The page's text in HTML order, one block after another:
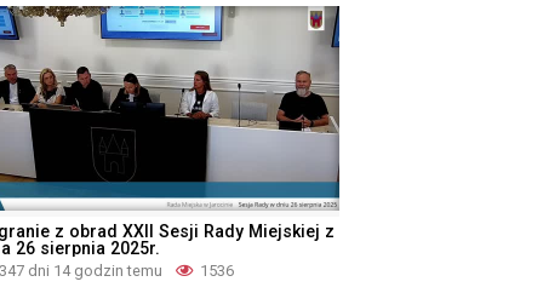
z obrad XXII Sesji Rady Miejskiej z
26 sierpnia 2025r.
347 dni 14 godzin temu 1536